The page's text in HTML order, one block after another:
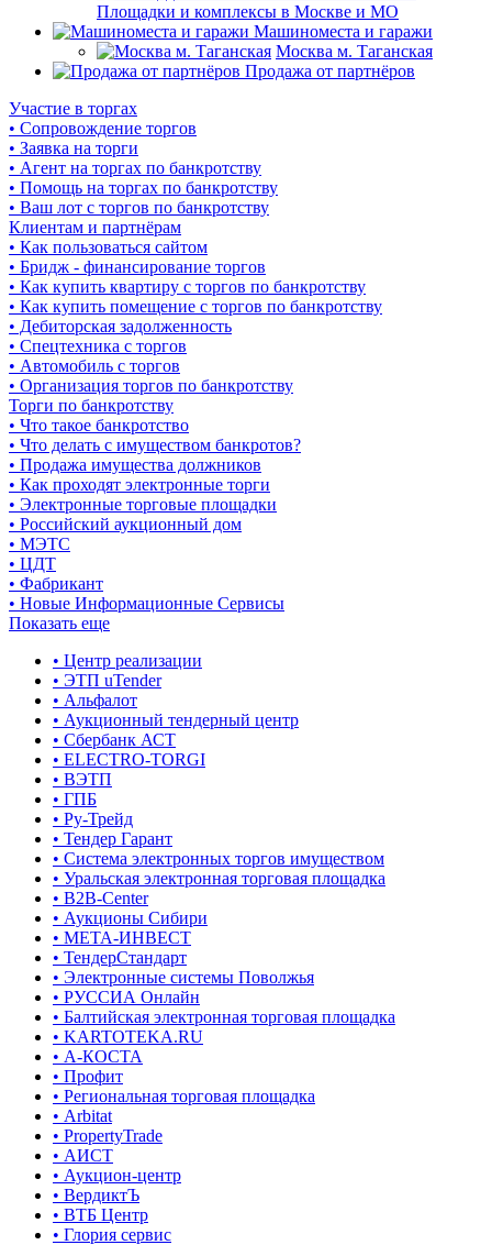
Площадки и комплексы в Москве и МО
Машиноместа и гаражи
Москва м. Таганская
Продажа от партнёров
Участие в торгах
• Сопровождение торгов
• Заявка на торги
• Агент на торгах по банкротству
• Помощь на торгах по банкротству
• Ваш лот с торгов по банкротству
Клиентам и партнёрам
• Как пользоваться сайтом
• Бридж - финансирование торгов
• Как купить квартиру с торгов по банкротству
• Как купить помещение с торгов по банкротству
• Дебиторская задолженность
• Спецтехника с торгов
• Автомобиль с торгов
• Организация торгов по банкротству
Торги по банкротству
• Что такое банкротство
• Что делать с имуществом банкротов?
• Продажа имущества должников
• Как проходят электронные торги
• Электронные торговые площадки
• Российский аукционный дом
• МЭТС
• ЦДТ
• Фабрикант
• Новые Информационные Сервисы
Показать еще
• Центр реализации
• ЭТП uTender
• Альфалот
• Аукционный тендерный центр
• Сбербанк АСТ
• ELECTRO-TORGI
• ВЭТП
• ГПБ
• Ру-Трейд
• Тендер Гарант
• Система электронных торгов имуществом
• Уральская электронная торговая площадка
• B2B-Center
• Аукционы Сибири
• МЕТА-ИНВЕСТ
• ТендерСтандарт
• Электронные системы Поволжья
• РУССИА Онлайн
• Балтийская электронная торговая площадка
• KARTOTEKA.RU
• А-КОСТА
• Профит
• Региональная торговая площадка
• Arbitat
• PropertyTrade
• АИСТ
• Аукцион-центр
• ВердиктЪ
• ВТБ Центр
• Глория сервис